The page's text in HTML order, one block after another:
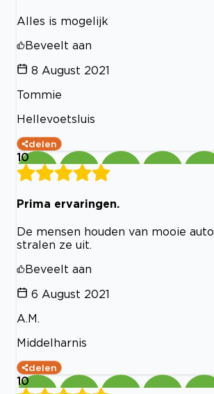
Alles is mogelijk
Beveelt aan
8 August 2021
Tommie
Hellevoetsluis
delen
10
Prima ervaringen.
De mensen houden van mooie
stralen ze uit.
Beveelt aan
6 August 2021
A.M.
Middelharnis
delen
10